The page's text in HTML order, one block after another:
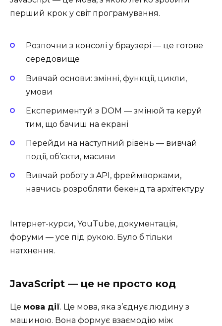
перший крок у світ програмування.
Розпочни з консолі у браузері — це готове
середовище
Вивчай основи: змінні, функції, цикли,
умови
Експериментуй з DOM — змінюй та керуй
тим, що бачиш на екрані
Перейди на наступний рівень — вивчай
події, об’єкти, масиви
Вивчай роботу з API, фреймворками,
навчись розробляти бекенд та архітектуру
Інтернет-курси, YouTube, документація,
форуми — усе під рукою. Було б тільки
натхнення.
JavaScript — це не просто код
Це мова дії. Це мова, яка з’єднує людину з
машиною. Вона формує взаємодію між